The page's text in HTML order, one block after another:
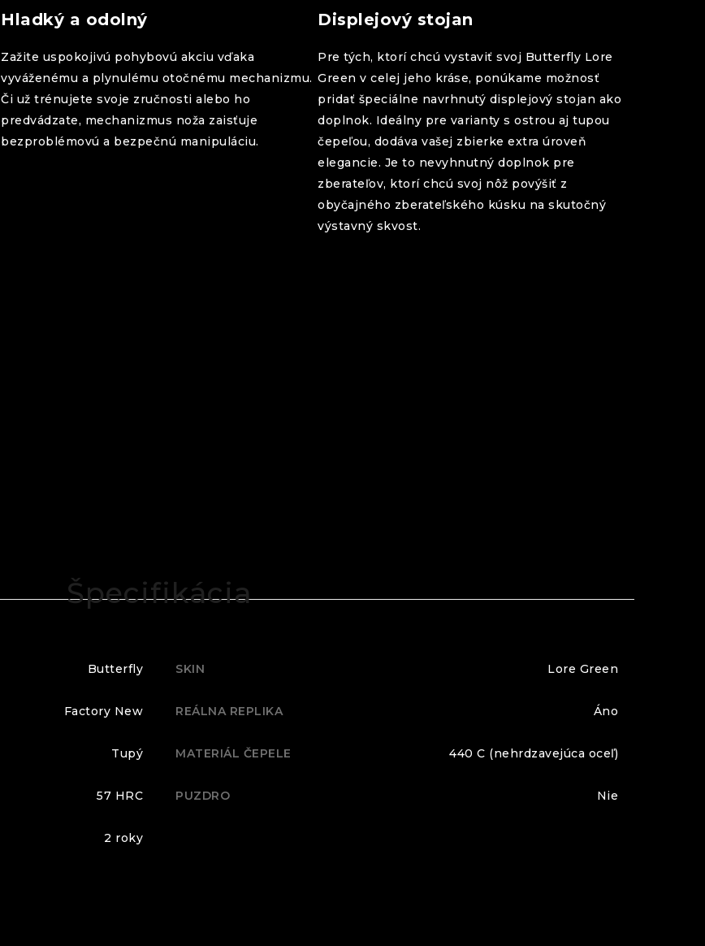
Hladký a odolný
Zažite uspokojivú pohybovú akciu vďaka
vyváženému a plynulému otočnému mechanizmu.
Či už trénujete svoje zručnosti alebo ho
predvádzate, mechanizmus noža zaisťuje
bezproblémovú a bezpečnú manipuláciu.
Displejový stojan
Pre tých, ktorí chcú vystaviť svoj Butterfly Lore
Green v celej jeho kráse, ponúkame možnosť
pridať špeciálne navrhnutý displejový stojan ako
doplnok. Ideálny pre varianty s ostrou aj tupou
čepeľou, dodáva vašej zbierke extra úroveň
elegancie. Je to nevyhnutný doplnok pre
zberateľov, ktorí chcú svoj nôž povýšiť z
obyčajného zberateľského kúsku na skutočný
výstavný skvost.
Špecifikácia
Butterfly SKIN Lore Green
Factory New REÁLNA REPLIKA Áno
Tupý MATERIÁL ČEPELE 440 C (nehrdzavejúca oceľ)
57 HRC PUZDRO Nie
2 roky